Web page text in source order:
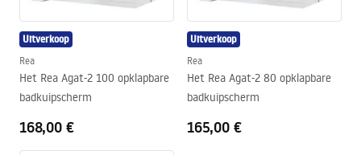
Uitverkoop
Rea
Het Rea Agat-2 100 opklapbare
badkuipscherm
168,00 €
Uitverkoop
Rea
Het Rea Agat-2 80 opklapbare
badkuipscherm
165,00 €